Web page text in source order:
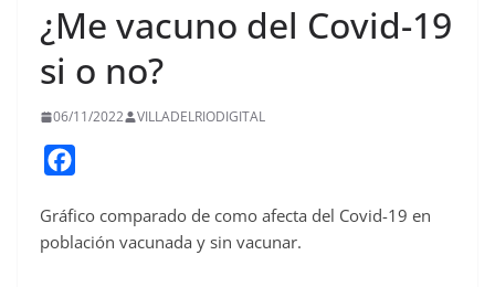
¿Me vacuno del Covid-19
si o no?
06/11/2022 VILLADELRIODIGITAL
c
e
Gráfico comparado de como afecta del Covid-19 en
población vacunada y sin vacunar.